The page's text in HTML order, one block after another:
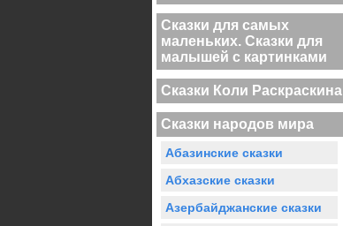
Сказки для самых
маленьких. Сказки для
малышей с картинками
Сказки Коли Раскраскина
Сказки народов мира
Абазинские сказки
Абхазские сказки
Азербайджанские сказки